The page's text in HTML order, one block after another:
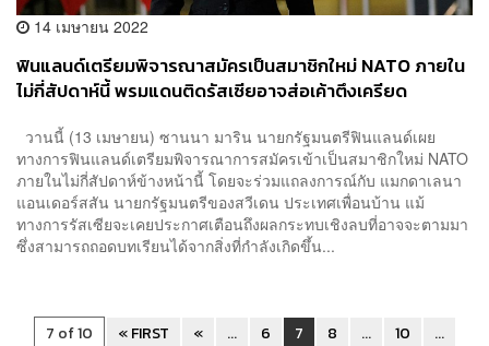
14 เมษายน 2022
ฟินแลนด์เตรียมพิจารณาสมัครเป็นสมาชิกใหม่ NATO ภายใน
ไม่กี่สัปดาห์นี้ พรมแดนติดรัสเซียอาจส่อเค้าตึงเครียด
วานนี้ (13 เมษายน) ซานนา มาริน นายกรัฐมนตรีฟินแลนด์เผย
ทางการฟินแลนด์เตรียมพิจารณาการสมัครเข้าเป็นสมาชิกใหม่ NATO
ภายในไม่กี่สัปดาห์ข้างหน้านี้ โดยจะร่วมแถลงการณ์กับ แมกดาเลนา
แอนเดอร์สสัน นายกรัฐมนตรีของสวีเดน ประเทศเพื่อนบ้าน แม้
ทางการรัสเซียจะเคยประกาศเตือนถึงผลกระทบเชิงลบที่อาจจะตามมา
ซึ่งสามารถถอดบทเรียนได้จากสิ่งที่กำลังเกิดขึ้น...
7 of 10 « FIRST « ... 6 7 8 ... 10
...